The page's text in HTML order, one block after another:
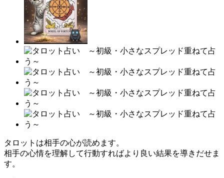
タロットは相手の心が読めます。
相手の心情を理解して行動すればより良い結果を導きだせま
す。